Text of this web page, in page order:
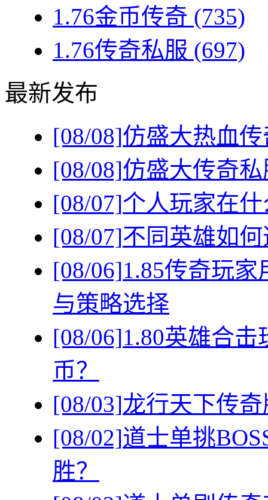
1.76金币传奇 (735)
1.76传奇私服 (697)
最新发布
[08/08]仿盛大热血
[08/08]仿盛大传奇
[08/07]个人玩家在
[08/07]不同英雄如
[08/06]1.85传奇玩
与策略选择
[08/06]1.80英雄合
币？
[08/03]龙行天下传
[08/02]道士单挑
胜？